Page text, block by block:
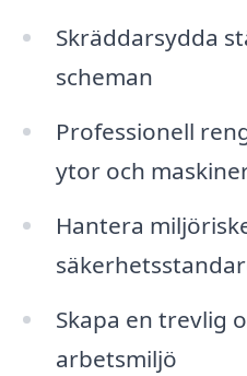
Skräddarsydda
scheman
Professionell
ytor och
Hantera
Skapa en trevlig
arbetsmiljö